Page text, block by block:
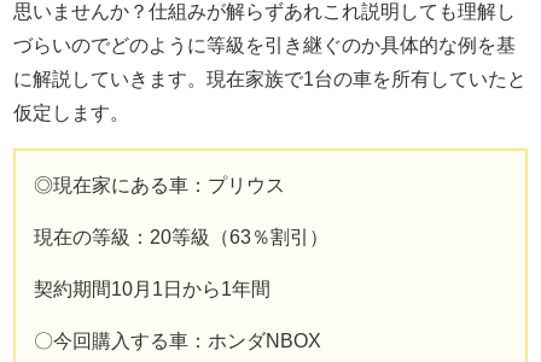
思いませんか？仕組みが解らずあれこれ説明しても理解し
づらいのでどのように等級を引き継ぐのか具体的な例を基
に解説していきます。現在家族で1台の車を所有していたと
仮定します。
◎現在家にある車：プリウス
現在の等級：20等級（63％割引）
契約期間10月1日から1年間
〇今回購入する車：ホンダNBOX